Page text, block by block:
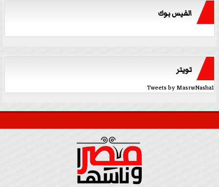
الفيس بوك
تويتر
Tweets by MasrwNasha1